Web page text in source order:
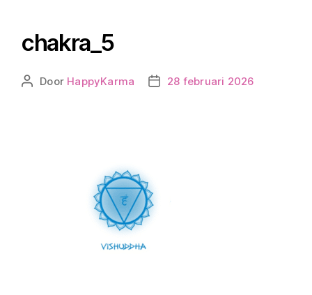
chakra_5
Berichtauteur
Door HappyKarma Berichtdatum
28 februari 2026